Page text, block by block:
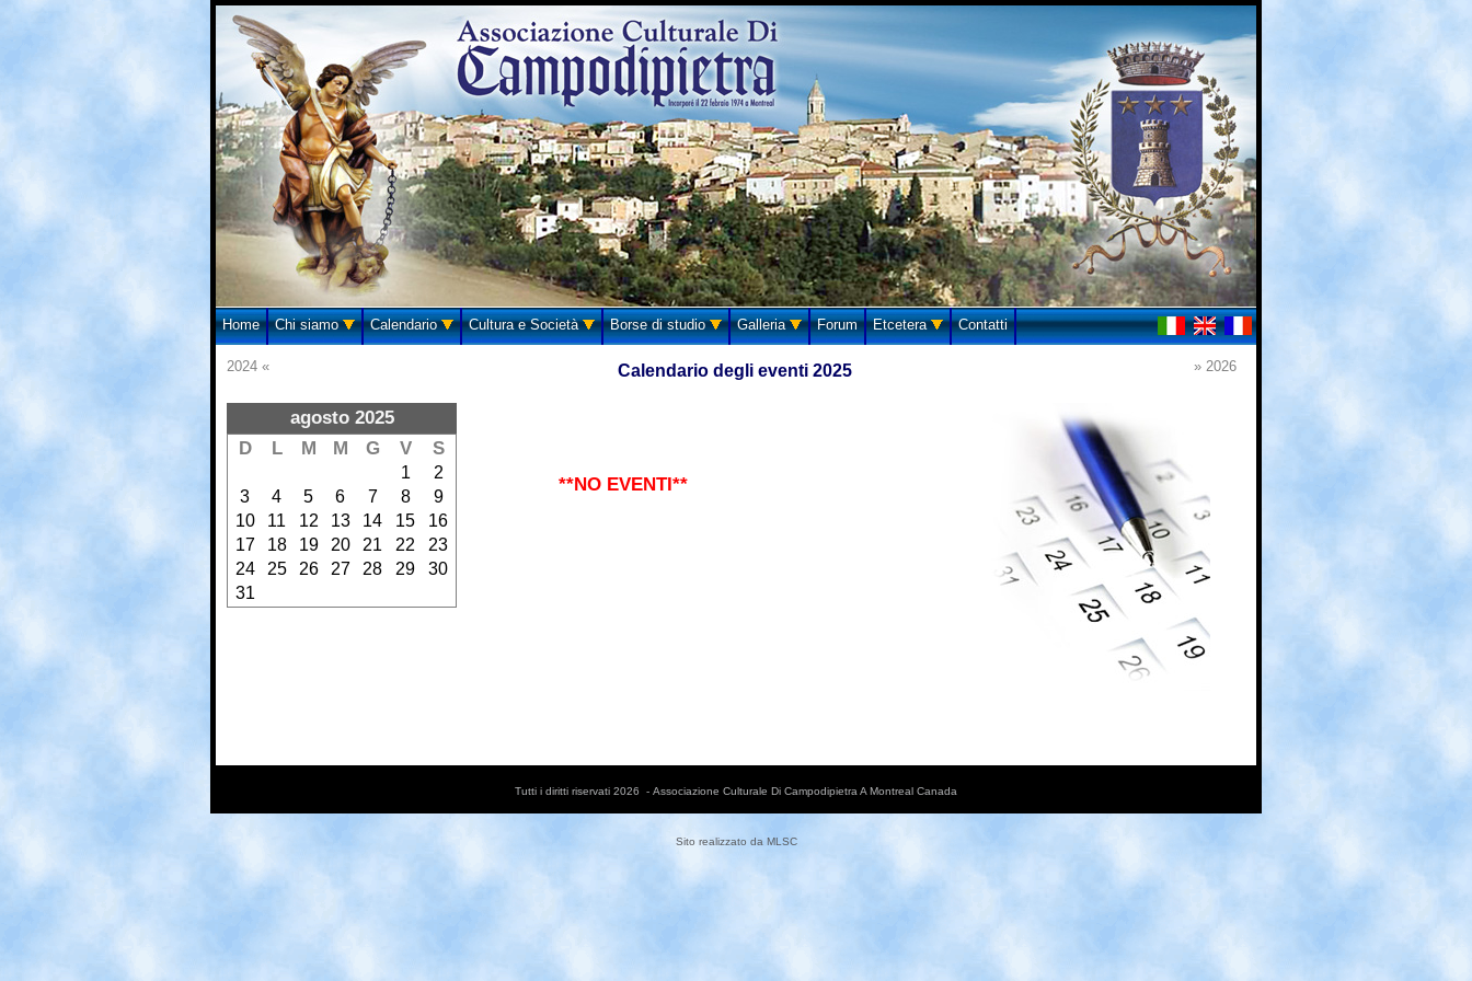
Home Chi siamo Calendario Cultura e Società Borse di studio Galleria Forum Etcetera Contatti
2024 « Calendario degli eventi 2025 » 2026
agosto 2025
D
L M M G V S
1
2
3
4 5 6 7 8
9
10
11 12 13 14 15
16
17
18 19 20 21 22
23
24
25 26 27 28 29
30
31
**NO EVENTI**
Tutti i diritti riservati 2026 - Associazione Culturale Di Campodipietra A Montreal Canada
Sito realizzato da MLSC